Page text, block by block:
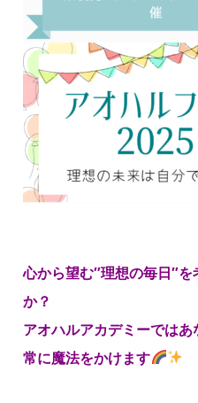
心から望む″理想の毎日″
か？
アオハルアカデミーではあ
常に魔法をかけます